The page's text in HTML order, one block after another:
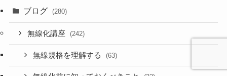
ブログ (280)
無線化講座 (242)
無線規格を理解する (63)